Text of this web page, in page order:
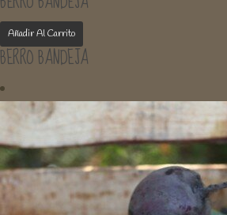
Añadir Al Carrito
BERRO BANDEJA